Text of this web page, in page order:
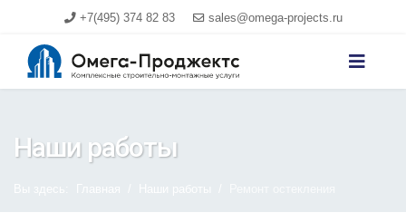
+7(495) 374 82 83 sales@omega-projects.ru
Наши работы